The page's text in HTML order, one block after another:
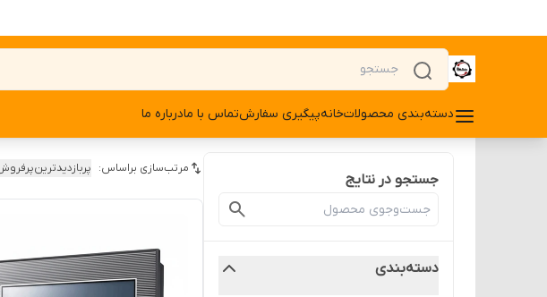
دسته‌بندی محصولاتخانهپیگیری سفارشتماس با مادرباره ما
جستجو در نتایج
دسته‌بندی
مرتب‌سازی براساس: پربازدیدترین